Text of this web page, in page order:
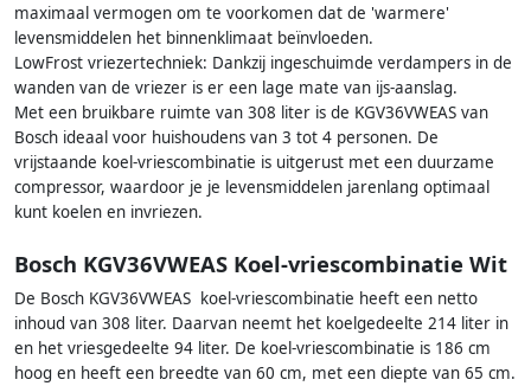
maximaal vermogen om te voorkomen dat de 'warmere'
levensmiddelen het binnenklimaat beïnvloeden.
LowFrost vriezertechniek: Dankzij ingeschuimde verdampers in de
wanden van de vriezer is er een lage mate van ijs-aanslag.
Met een bruikbare ruimte van 308 liter is de KGV36VWEAS van
Bosch ideaal voor huishoudens van 3 tot 4 personen. De
vrijstaande koel-vriescombinatie is uitgerust met een duurzame
compressor, waardoor je je levensmiddelen jarenlang optimaal
kunt koelen en invriezen.
Bosch KGV36VWEAS Koel-vriescombinatie Wit
De Bosch KGV36VWEAS koel-vriescombinatie heeft een netto
inhoud van 308 liter. Daarvan neemt het koelgedeelte 214 liter in
en het vriesgedeelte 94 liter. De koel-vriescombinatie is 186 cm
hoog en heeft een breedte van 60 cm, met een diepte van 65 cm.